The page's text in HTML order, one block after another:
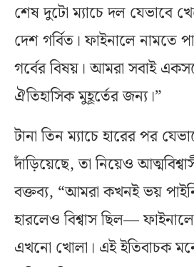
শেষ দুটো ম্যাচে দল যেভাবে
দেশ গর্বিত। ফাইনালে নামতে
গর্বের বিষয়। আমরা সবাই
ঐতিহাসিক মুহূর্তের জন্য।”
টানা তিন ম্যাচে হারের পর
দাঁড়িয়েছে, তা নিয়েও
বক্তব্য, “আমরা কখনই ভয়
হারলেও বিশ্বাস ছিল— ফাইনালে
এখনো খোলা। এই ইতিবাচক